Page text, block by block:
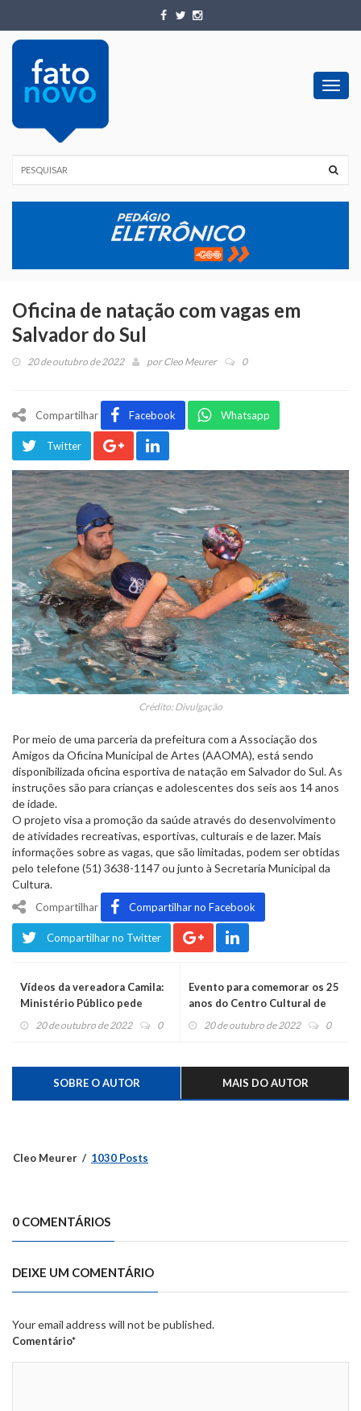
Oficina de natação com vagas em
Salvador do Sul
20 de outubro de 2022 porCleo Meurer 0
Compartilhar Facebook Whatsapp
Twitter
Crédito: Divulgação
Por meio de uma parceria da prefeitura com a Associação dos
Amigos da Oficina Municipal de Artes (AAOMA), está sendo
disponibilizada oficina esportiva de natação em Salvador do Sul. As
instruções são para crianças e adolescentes dos seis aos 14 anos
de idade.
O projeto visa a promoção da saúde através do desenvolvimento
de atividades recreativas, esportivas, culturais e de lazer. Mais
informações sobre as vagas, que são limitadas, podem ser obtidas
pelo telefone (51) 3638-1147 ou junto à Secretaria Municipal da
Cultura.
Compartilhar Compartilhar no Facebook
Compartilhar no Twitter
Vídeos da vereadora Camila:
Ministério Público pede
investigação da Polícia
20 de outubro de 2022 0
Evento para comemorar os 25
anos do Centro Cultural de
São Pedro
20 de outubro de 2022 0
SOBRE O AUTOR MAIS DO AUTOR
Cleo Meurer 1030 Posts
0 COMENTÁRIOS
DEIXE UM COMENTÁRIO
Your email address will not be published.
Comentário*